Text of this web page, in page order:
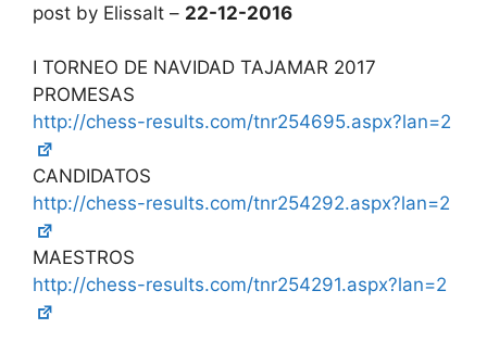
post by Elissalt – 22-12-2016
I TORNEO DE NAVIDAD TAJAMAR 2017
PROMESAS
http://chess-results.com/tnr254695.aspx?lan=2
CANDIDATOS
http://chess-results.com/tnr254292.aspx?lan=2
MAESTROS
http://chess-results.com/tnr254291.aspx?lan=2